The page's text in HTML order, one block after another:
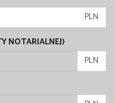
PLN
NOTARIALNEJ)
PLN